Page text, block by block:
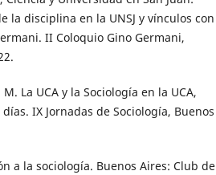
la disciplina en la UNSJ y vínculos con
II Coloquio Gino Germani,
M. La UCA y la Sociología en la UCA,
IX Jornadas de Sociología, Buenos
a la sociología. Buenos Aires: Club de